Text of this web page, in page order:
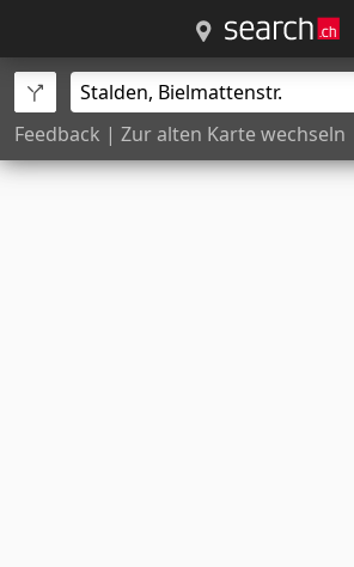
Feedback | Zur alten Karte wechseln